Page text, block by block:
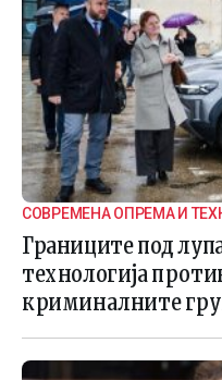
СОВРЕМЕНА ОПРЕМА И
ГРАНИЧНАТА БЕЗБЕДНОСТ
Границите под
технологија
криминалните